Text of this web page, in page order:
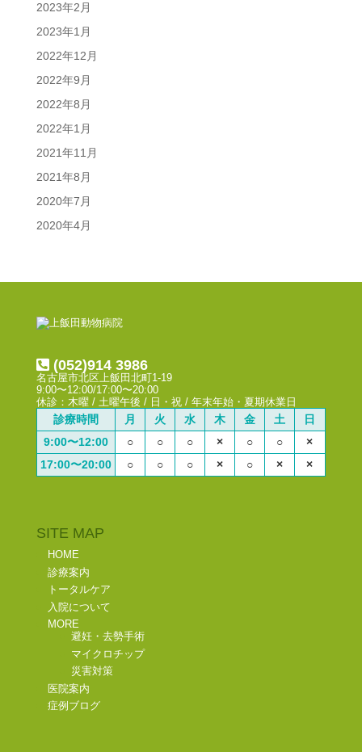
2023年2月
2023年1月
2022年12月
2022年9月
2022年8月
2022年1月
2021年11月
2021年8月
2020年7月
2020年4月
(052)914 3986
名古屋市北区上飯田北町1-19
9:00〜12:00/17:00〜20:00
休診：木曜 / 土曜午後 / 日・祝 / 年末年始・夏期休業日
診療時間 月 火 水 木 金 土
日
9:00〜12:00
○ ○ ○ × ○ ○
×
17:00〜20:00
○ ○ ○ × ○ × ×
SITE MAP
HOME
診療案内
トータルケア
入院について
MORE
避妊・去勢手術
マイクロチップ
災害対策
医院案内
症例ブログ